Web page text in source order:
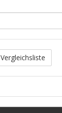
Vergleichsliste